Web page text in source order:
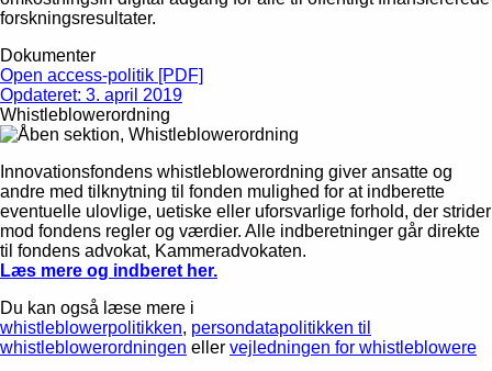
forskningsresultater.
Dokumenter
Open access-politik [PDF]
Opdateret: 3. april 2019
Whistleblowerordning
Innovationsfondens whistleblowerordning giver ansatte og
andre med tilknytning til fonden mulighed for at indberette
eventuelle ulovlige, uetiske eller uforsvarlige forhold, der strider
mod fondens regler og værdier. Alle indberetninger går direkte
til fondens advokat, Kammeradvokaten.
Læs mere og indberet her.
Du kan også læse mere i
whistleblowerpolitikken, persondatapolitikken til
whistleblowerordningen eller vejledningen for whistleblowere